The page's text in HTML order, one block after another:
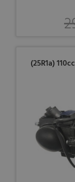
(25R1a)